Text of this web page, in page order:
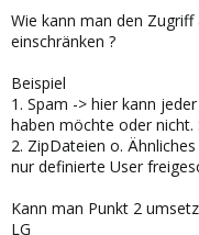
Wie kann man den
einschränken ?
Beispiel
1. Spam -> hier kann
haben möchte oder nicht.
2. ZipDateien o.
nur definierte User
Kann man Punkt 2
LG